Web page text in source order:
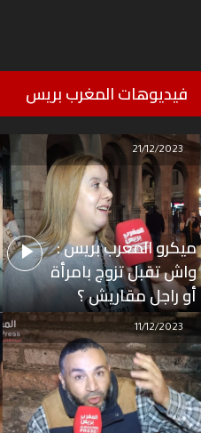
فيديوهات المغرب بريس
ميكرو المغرب بريس :
واش تقبل تزوج بامرأة
أو راجل مقاريش ؟
21/12/2023
11/12/2023